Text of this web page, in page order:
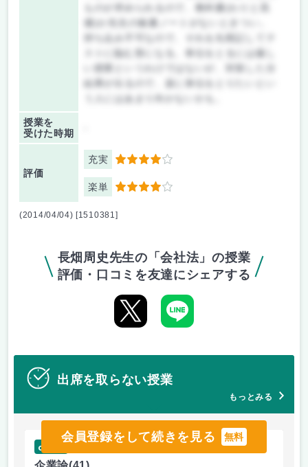
会員登録をして続きを見る 無料
ものが求められるので、教科書(わりと高
価)か先生の板書ノートがないときつい。
ストに臨む形になる。単位をとるには厳し
結果が出るので、楽に単位をとりたいとい
う人にはあまり向かないかも。
授業を
受けた時期
評価
充実 4
楽単 4
(2014/04/04) [1510381]
長畑周史先生の「会社法」の授業
評価・口コミを友達にシェアする
出席を取らない授業
もっとみる
check